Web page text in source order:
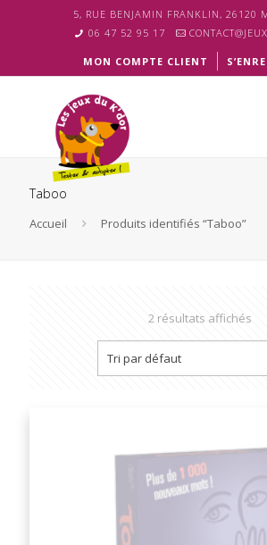
5, RUE BENJAMIN FRANKLIN, 26120
06 47 52 95 17
MON COMPTE CLIENT
Taboo
Accueil Produits identifiés “Taboo”
2 résultats affichés